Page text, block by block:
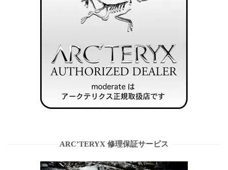
ARC’TERYX 修理保証サービス